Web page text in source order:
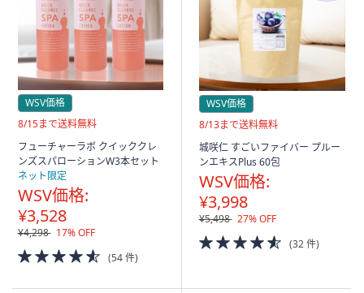
WSV価格
送
無
料
8/15まで送料無料
フューチャーラボ クイッククレ
ンズスパローションW3本セット
ネット限定
WSV価格:
¥3,528
¥4,298 17% OFF
4.5
of
(54 件)
WSV価格
送
無
料
8/13まで送料無料
城咲仁 すごいファイバー プルー
ンエキスPlus 60包
WSV価格:
¥3,998
¥5,498 27% OFF
4.5
of
(32 件)